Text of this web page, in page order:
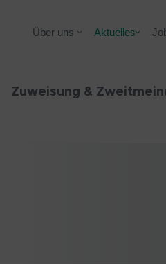
Über uns Aktuelles
Zuweisung &